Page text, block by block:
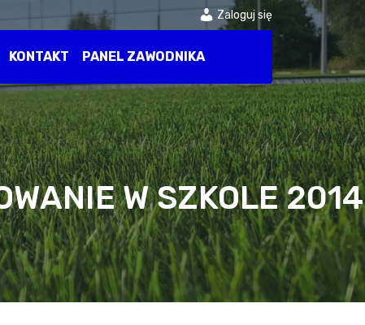
Zaloguj się
KONTAKT PANEL ZAWODNIKA
W SZKOLE 2014